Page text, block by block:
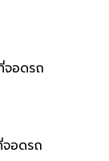
อดรถ
อดรถ